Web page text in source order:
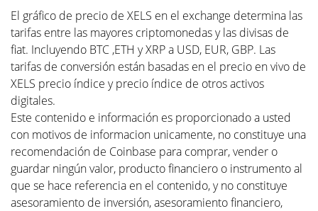
El gráfico de precio de XELS en el exchange determina las
tarifas entre las mayores criptomonedas y las divisas de
fiat. Incluyendo BTC ,ETH y XRP a USD, EUR, GBP. Las
tarifas de conversión están basadas en el precio en vivo de
XELS precio índice y precio índice de otros activos
digitales.
Este contenido e información es proporcionado a usted
con motivos de informacion unicamente, no constituye una
recomendación de Coinbase para comprar, vender o
guardar ningún valor, producto financiero o instrumento al
que se hace referencia en el contenido, y no constituye
asesoramiento de inversión, asesoramiento financiero,